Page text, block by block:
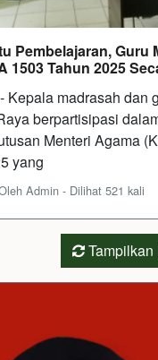
Pembelajaran, Guru
1503 Tahun 2025
Kepala madrasah dan
berpartisipasi
Menteri Agama
yang
Admin - Dilihat 521 kali